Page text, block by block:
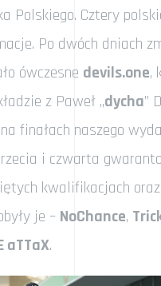
Polskiego. Cztery
Po dwóch dniach
ówczesne devils.one,
z Paweł „dycha”
finałach naszego
i czwarta
kwalifikacjach
je – NoChance,
aTTaX.